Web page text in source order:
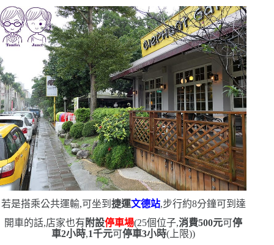
若是搭乘公共運輸,可坐到 捷運文德站,步行約8分鐘可到達
開車的話,店家也有 附設停車場(25個位子,消費500元可停
車2小時,1千元可停車3小時( 上限))